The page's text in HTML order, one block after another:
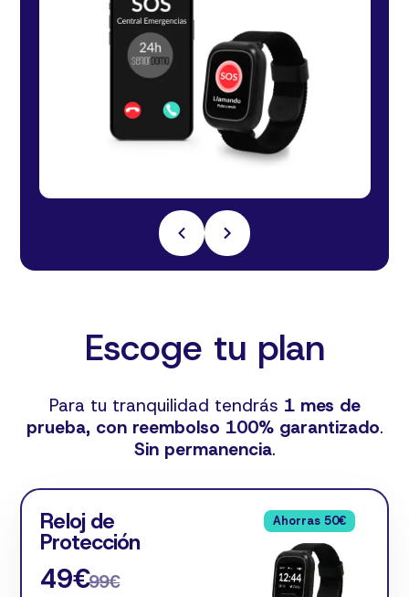
Escoge tu plan
Para tu tranquilidad tendrás 1 mes de
prueba, con reembolso 100% garantizado.
Sin permanencia.
Reloj de
Protección
49€99€
Ahorras 50€